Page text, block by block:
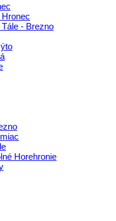
- Brezno
Horehronie